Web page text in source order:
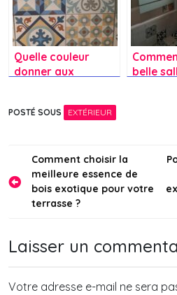
Quelle couleur
donner aux
mettre en valeur
belle
POSTÉ SOUS EXTÉRIEUR
Navigation
de
l’article
Comment choisir la
meilleure essence de
bois exotique pour votre
terrasse ?
Laisser un
Votre adresse e-mail ne sera